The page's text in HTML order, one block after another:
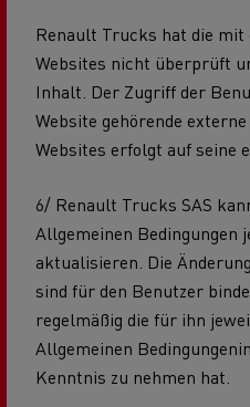
Renault Trucks hat die
Websites nicht überprüft
Inhalt. Der Zugriff der
Website gehörende
Websites erfolgt auf seine
6/ Renault Trucks SAS
Allgemeinen Bedingungen
aktualisieren. Die
sind für den Benutzer
regelmäßig die für ihn
Allgemeinen
Kenntnis zu nehmen hat.